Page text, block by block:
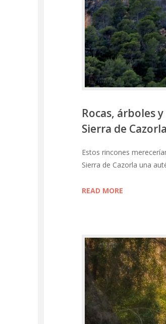
Rocas, árboles
Sierra de Cazorla
Estos rincones
Sierra de Cazorla una
READ MORE